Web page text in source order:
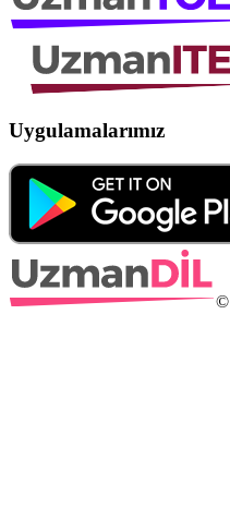
Uygulamalarımız
©